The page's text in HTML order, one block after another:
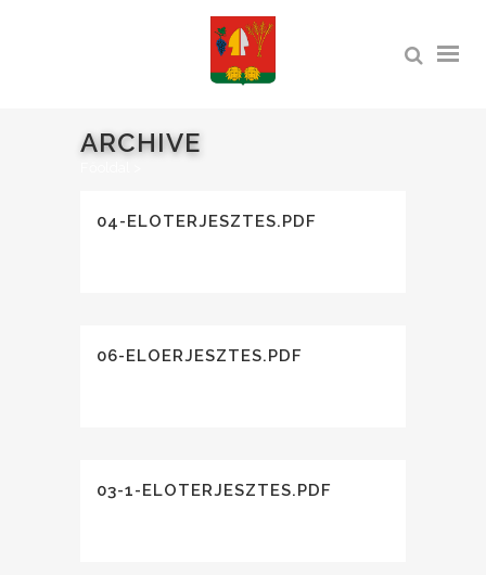
ARCHIVE
04-ELOTERJESZTES.PDF
06-ELOERJESZTES.PDF
03-1-ELOTERJESZTES.PDF